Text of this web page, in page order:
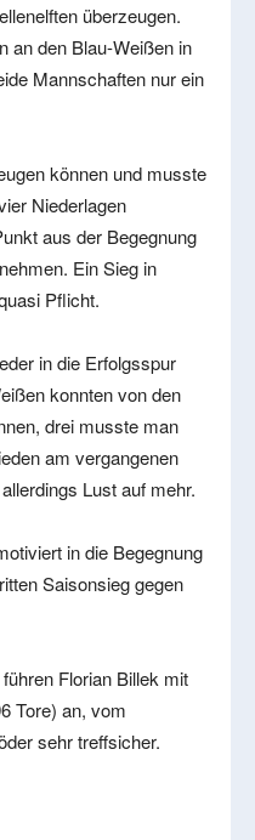
überzeugen.
an den Blau-Weißen in
Mannschaften nur ein
können und musste
Niederlagen
aus der Begegnung
Ein Sieg in
Pflicht.
in die Erfolgsspur
konnten von den
drei musste man
am vergangenen
Lust auf mehr.
in die Begegnung
Saisonsieg gegen
Florian Billek mit
Tore) an, vom
sehr treffsicher.